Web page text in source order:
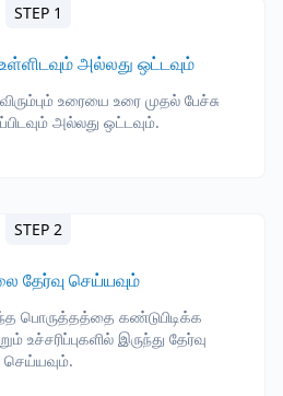
STEP 1
அல்லது ஒட்டவும்
உரையை உரை முதல் பேச்சு
கருவியில் تایப்பிடவும் அல்லது ஒட்டவும்.
STEP 2
தேர்வு செய்யவும்
பொருத்தத்தை கண்டுபிடிக்க
உச்சரிப்புகளில் இருந்து தேர்வு
செய்யவும்.